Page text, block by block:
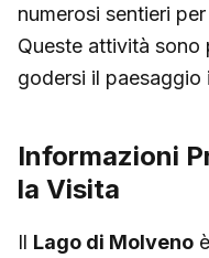
numerosi sentieri
Queste attività sono
godersi il paesaggio
Informazioni
la Visita
Il Lago di Molveno